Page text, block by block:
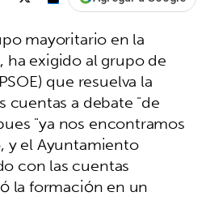
mayoritario en la
exigido al grupo de
que resuelva la
cuentas a debate "de
"ya nos encontramos
y el Ayuntamiento
con las cuentas
la formación en un